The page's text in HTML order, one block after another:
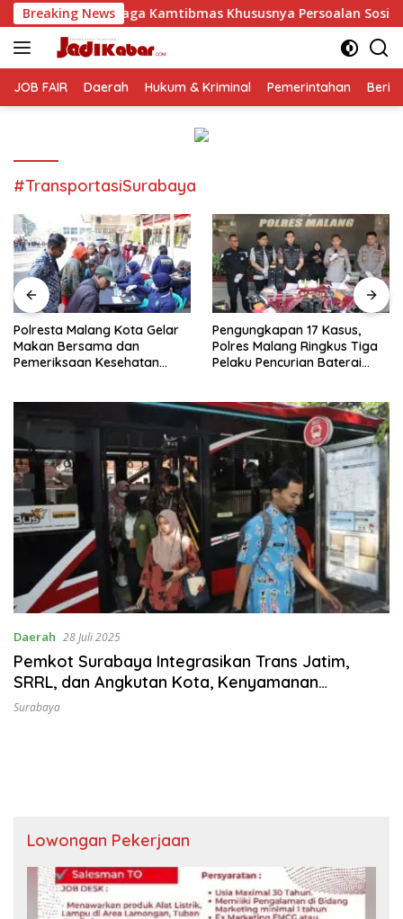
Langsung
ke
konten
Breaking NewsKhususnya Persoalan Sosial Polresta
JOB FAIR Daerah Hukum & Kriminal Pemerintahan
#TransportasiSurabaya
Polresta Malang Kota Gelar
Makan Bersama dan
Pemeriksaan Kesehatan
Pengungkapan 17 Kasus,
Polres Malang Ringkus Tiga
Pelaku Pencurian Baterai
Daerah 28 Juli 2025
Pemkot Surabaya Integrasikan Trans Jatim,
SRRL, dan Angkutan Kota, Kenyamanan
Mobilitas Warga
Surabaya
Lowongan Pekerjaan